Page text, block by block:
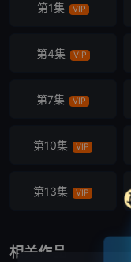
第1集 VIP
第4集 VIP
第7集 VIP
第10集 VIP
第13集 VIP
相关作品